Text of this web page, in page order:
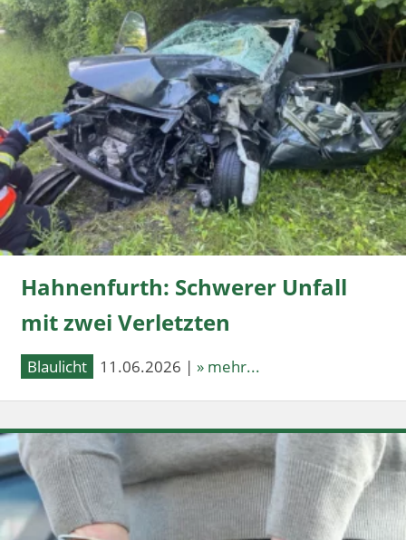
Hahnenfurth: Schwerer Unfall
mit zwei Verletzten
Blaulicht 11.06.2026 | » mehr...